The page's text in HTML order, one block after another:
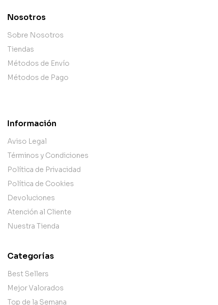
Nosotros
Sobre Nosotros
Tiendas
Métodos de Envío
Métodos de Pago
Información
Aviso Legal
Términos y Condiciones
Política de Privacidad
Política de Cookies
Devoluciones
Atención al Cliente
Nuestra Tienda
Categorías
Best Sellers
Mejor Valorados
Top de la Semana